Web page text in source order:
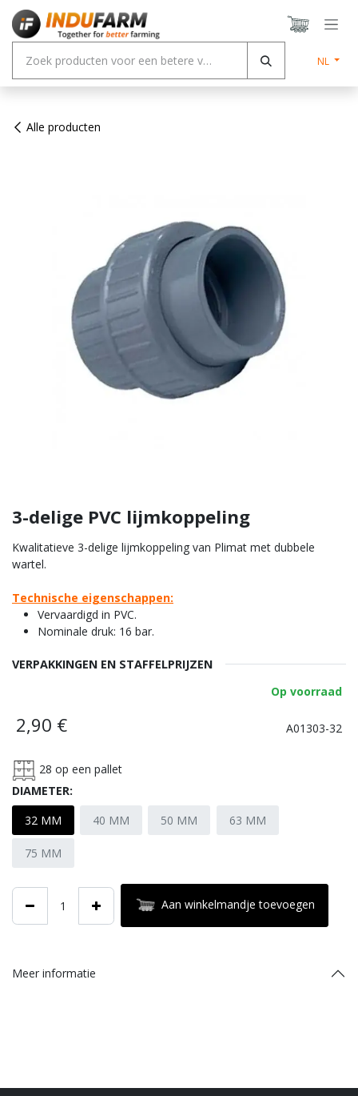
Overslaan naar inhoud
NL
Alle producten
3-delige PVC lijmkoppeling
Kwalitatieve 3-delige lijmkoppeling van Plimat met dubbele
wartel.
Technische eigenschappen:
Vervaardigd in PVC.
Nominale druk: 16 bar.
VERPAKKINGEN EN STAFFELPRIJZEN
Op voorraad
2,90 € A01303-32
28 op een pallet
DIAMETER:
32 MM
40 MM 50 MM 63 MM
75 MM
Aan winkelmandje toevoegen
Meer informatie